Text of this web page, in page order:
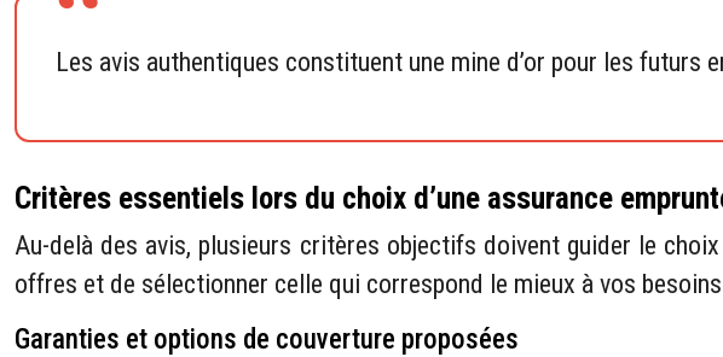
Les avis authentiques constituent une mine d’or pour les
Critères essentiels lors du choix d’une assurance
Au-delà des avis, plusieurs critères objectifs doivent guider le
offres et de sélectionner celle qui correspond le mieux à vos
Garanties et options de couverture proposées